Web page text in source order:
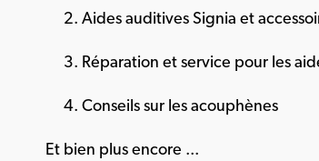
Aides auditives Signia et
Réparation et service pour les
Conseils sur les acouphènes
Et bien plus encore ...